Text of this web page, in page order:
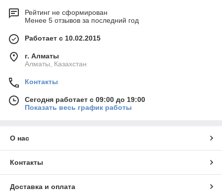
Рейтинг не сформирован
Менее 5 отзывов за последний год
Работает с 10.02.2015
г. Алматы
Алматы, Казахстан
Контакты
Сегодня работает с 09:00 до 19:00
Показать весь график работы
О нас
Контакты
Доставка и оплата